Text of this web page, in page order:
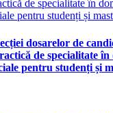
dosarelor de
de specialitate
pentru studenți și